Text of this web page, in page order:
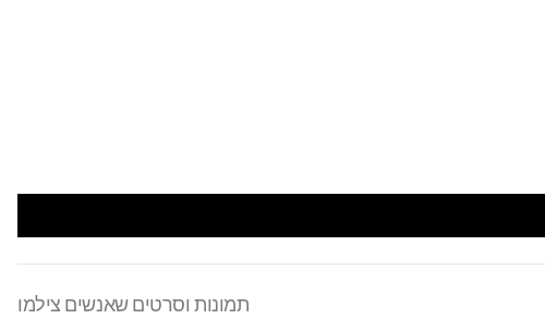
תמונות וסרטים שאנשים צילמו